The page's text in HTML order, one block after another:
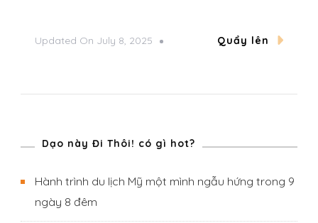
Updated On July 8, 2025 Quẩy lên
Dạo này Đi Thôi! có gì hot?
Hành trình du lịch Mỹ một mình ngẫu hứng trong 9
ngày 8 đêm